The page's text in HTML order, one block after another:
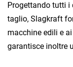
Progettando tutti i
taglio, Slagkraft
macchine edili e
garantisce inoltre